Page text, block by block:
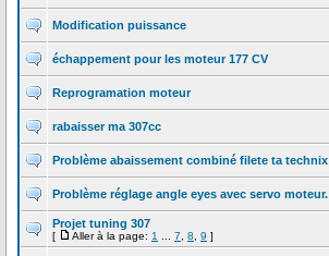
Modification puissance
échappement pour les moteur 177 CV
Reprogramation moteur
rabaisser ma 307cc
Problème abaissement combiné filete ta technix
Problème réglage angle eyes avec servo moteur.
Projet tuning 307
[ Aller à la page: 1 7 8 9 ]